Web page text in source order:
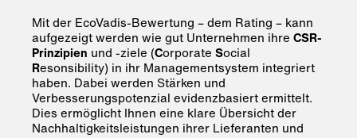
Mit der EcoVadis-Bewertung – dem Rating – kann
aufgezeigt werden wie gut Unternehmen ihre CSR-
Prinzipien und -ziele (Corporate Social
Resonsibility) in ihr Managementsystem integriert
haben. Dabei werden Stärken und
Verbesserungspotenzial evidenzbasiert ermittelt.
Dies ermöglicht Ihnen eine klare Übersicht der
Nachhaltigkeitsleistungen ihrer Lieferanten und